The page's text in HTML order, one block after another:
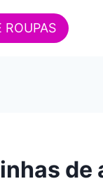
ROUPAS
de